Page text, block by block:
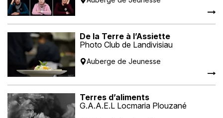
De la Terre à l’Assiette
Photo Club de Landivisiau
Auberge de Jeunesse
Terres d’aliments
G.A.A.E.L Locmaria Plouzané